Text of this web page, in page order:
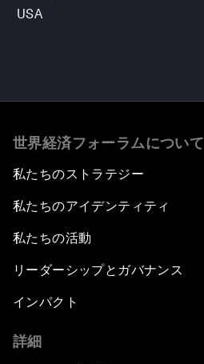
USA
世界経済フォーラムについて
私たちのストラテジー
私たちのアイデンティティ
私たちの活動
リーダーシップとガバナンス
インパクト
詳細